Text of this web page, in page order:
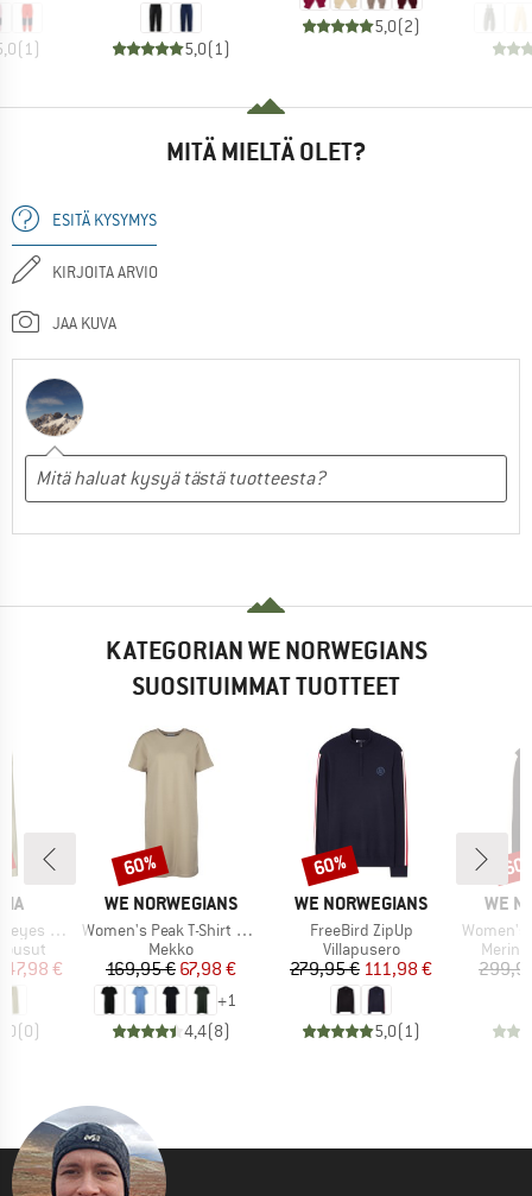
(1) 5,0(1)
5,0(2)
MITÄ MIELTÄ OLET?
ESITÄ KYSYMYS
KIRJOITA ARVIO
JAA KUVA
KATEGORIAN WE NORWEGIANS
SUOSITUIMMAT TUOTTEET
Leg Pants
hinta
47,98 €
(0)
MERKKI
WE NORWEGIANS
Tuote
Women's Peak T-Shirt Dress
Tuoteryhmä
Mekko
Hinta
169,95 €Alennettu hinta
67,98 €
+1
4,4(8)
Alennus
60%
MERKKI
WE NORWEGIANS
Tuote
FreeBird ZipUp
Tuoteryhmä
Villapusero
Hinta
279,95 €Alennettu hinta
111,98 €
5,0(1)
Alennus
60%
WE
Tuote
Women's